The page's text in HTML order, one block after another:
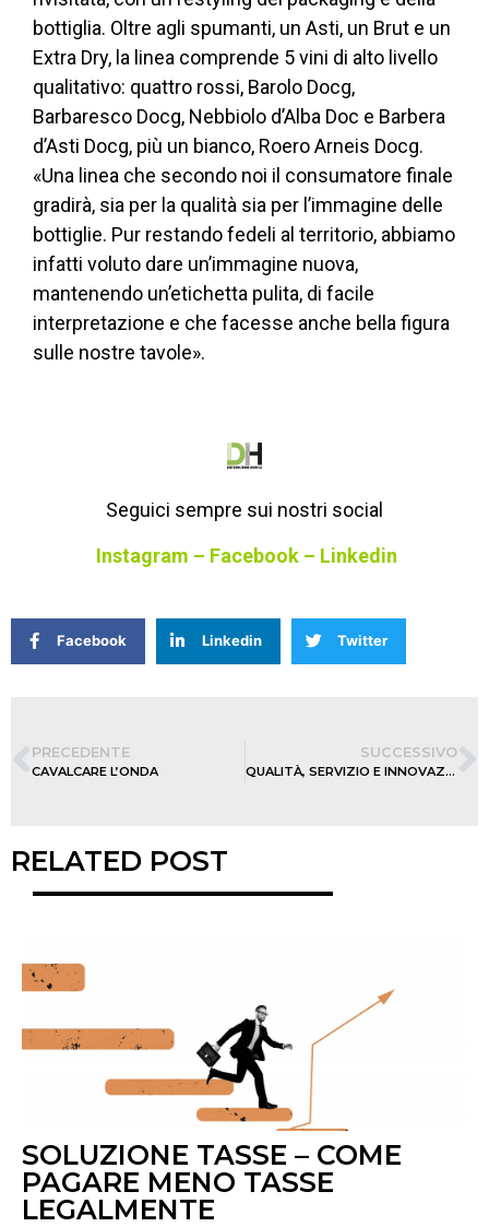
bottiglia. Oltre agli spumanti, un Asti, un Brut e un
Extra Dry, la linea comprende 5 vini di alto livello
qualitativo: quattro rossi, Barolo Docg,
Barbaresco Docg, Nebbiolo d’Alba Doc e Barbera
d’Asti Docg, più un bianco, Roero Arneis Docg.
«Una linea che secondo noi il consumatore finale
gradirà, sia per la qualità sia per l’immagine delle
bottiglie. Pur restando fedeli al territorio, abbiamo
infatti voluto dare un’immagine nuova,
mantenendo un’etichetta pulita, di facile
interpretazione e che facesse anche bella figura
sulle nostre tavole».
Seguici sempre sui nostri social
Instagram – Facebook – Linkedin
Facebook Linkedin Twitter
PRECEDENTE
CAVALCARE L’ONDA
SUCCESSIVO
QUALITÀ, SERVIZIO E INNOVAZIONE
RELATED POST
SOLUZIONE TASSE – COME
PAGARE MENO TASSE
LEGALMENTE